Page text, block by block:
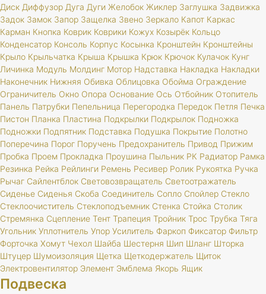
Диск Диффузор Дуга Дуги Желобок Жиклер Заглушка Задвижка
Задок Замок Запор Защелка Звено Зеркало Капот Каркас
Карман Кнопка Коврик Коврики Кожух Козырёк Кольцо
Конденсатор Консоль Корпус Косынка Кронштейн Кронштейны
Крыло Крыльчатка Крыша Крышка Крюк Крючок Кулачок Кунг
Личинка Модуль Молдинг Мотор Надставка Накладка Накладки
Наконечник Нижняя Обивка Облицовка Обойма Ограждение
Ограничитель Окно Опора Основание Ось Отбойник Отопитель
Панель Патрубки Пепельница Перегородка Передок Петля Печка
Пистон Планка Пластина Подкрылки Подкрылок Подножка
Подножки Подпятник Подставка Подушка Покрытие Полотно
Поперечина Порог Поручень Предохранитель Привод Прижим
Пробка Проем Прокладка Проушина Пыльник РК Радиатор Рамка
Резинка Рейка Рейлинги Ремень Ресивер Ролик Рукоятка Ручка
Рычаг Сайлентблок Световозвращатель Светоотражатель
Сиденье Сиденья Скоба Соединитель Сопло Спойлер Стекло
Стеклоочиститель Стеклоподъемник Стенка Стойка Столик
Стремянка Сцепление Тент Трапеция Тройник Трос Трубка Тяга
Угольник Уплотнитель Упор Усилитель Фаркоп Фиксатор Фильтр
Форточка Хомут Чехол Шайба Шестерня Шип Шланг Шторка
Штуцер Шумоизоляция Щетка Щеткодержатель Щиток
Электровентилятор Элемент Эмблема Якорь Ящик
Подвеска